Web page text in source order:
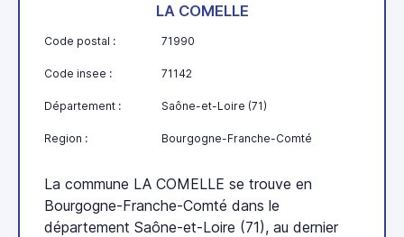
LA COMELLE
Code postal : 71990
Code insee : 71142
Département : Saône-et-Loire (71)
Region : Bourgogne-Franche-Comté
La commune LA COMELLE se trouve en
Bourgogne-Franche-Comté dans le
département Saône-et-Loire (71), au dernier